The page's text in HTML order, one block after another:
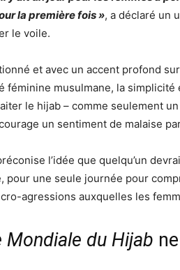
la première fois », a déclaré un
le voile.
et avec un accent profond
féminine musulmane, la
le hijab – comme seulement
un sentiment de malaise
l’idée que quelqu’un
pour une seule journée pour
agressions auxquelles les
Mondiale du Hijab